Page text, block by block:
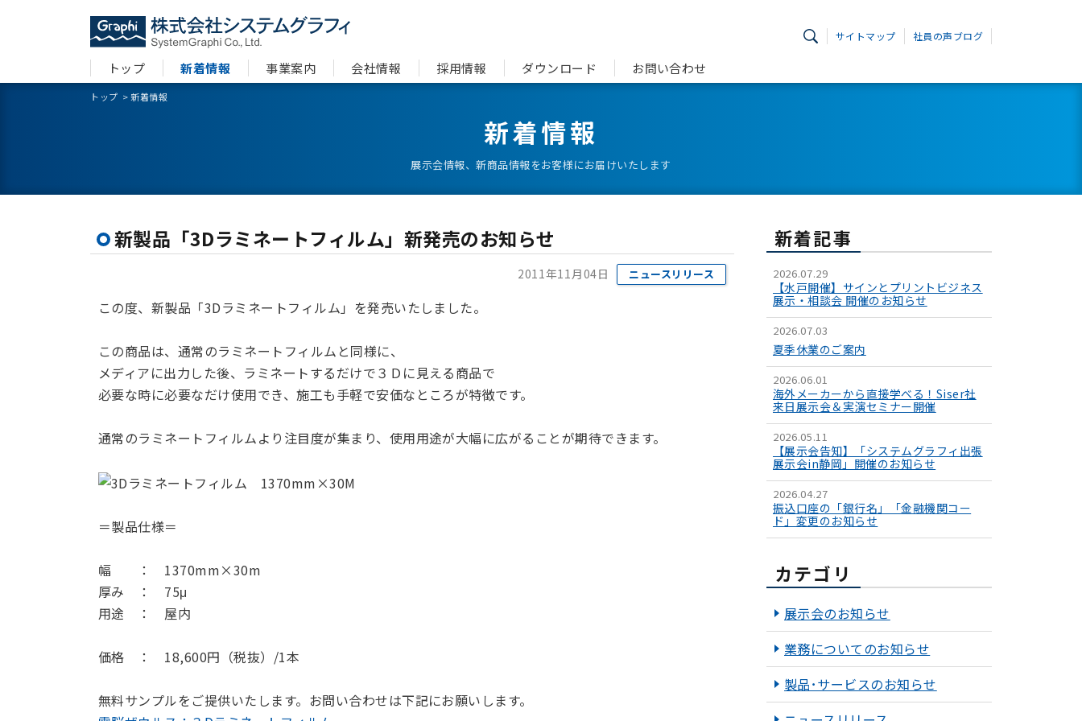
サイトマップ 社員の声ブログ
トップ 新着情報 事業案内 会社情報 採用情報 ダウンロード お問い合わせ
トップ >新着情報
新着情報
展示会情報、新商品情報をお客様にお届けいたします
新製品「3Dラミネートフィルム」新発売のお知らせ
2011年11月04日 ニュースリリース
この度、新製品「3Dラミネートフィルム」を発売いたしました。
この商品は、通常のラミネートフィルムと同様に、
メディアに出力した後、ラミネートするだけで３Ｄに見える商品で
必要な時に必要なだけ使用でき、施工も手軽で安価なところが特徴です。
通常のラミネートフィルムより注目度が集まり、使用用途が大幅に広がることが期待できます。
＝製品仕様＝
幅 ： 1370mm×30m
厚み ： 75μ
用途 ： 屋内
価格 ： 18,600円（税抜）/1本
無料サンプルをご提供いたします。お問い合わせは下記にお願いします。
新着記事
2026.07.29
【水戸開催】サインとプリントビジネス
展示・相談会 開催のお知らせ
2026.07.03
夏季休業のご案内
2026.06.01
海外メーカーから直接学べる！Siser社
来日展示会＆実演セミナー開催
2026.05.11
【展示会告知】「システムグラフィ出張
展示会in静岡」開催のお知らせ
2026.04.27
振込口座の「銀行名」「金融機関コー
ド」変更のお知らせ
カテゴリ
展示会のお知らせ
業務についてのお知らせ
製品･サービスのお知らせ